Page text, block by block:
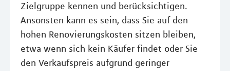
Zielgruppe kennen und berücksichtigen.
Ansonsten kann es sein, dass Sie auf den
hohen Renovierungskosten sitzen bleiben,
etwa wenn sich kein Käufer findet oder Sie
den Verkaufspreis aufgrund geringer